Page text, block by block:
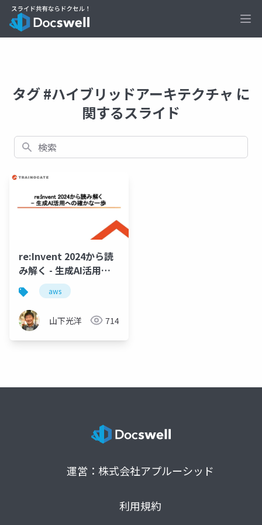
タグ #ハイブリッドアーキテクチャ に
関するスライド
検索
re:Invent 2024から読
み解く - 生成AI活用へ
の確かな一歩
aws
山下光洋 714
運営：株式会社アプルーシッド
利用規約